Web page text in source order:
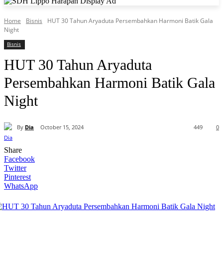
Home Bisnis
HUT 30 Tahun Aryaduta Persembahkan Harmoni Batik Gala
Night
Bisnis
HUT 30 Tahun Aryaduta
Persembahkan Harmoni Batik Gala
Night
By Dia October 15, 2024 0
449
Share
Facebook
Twitter
Pinterest
WhatsApp